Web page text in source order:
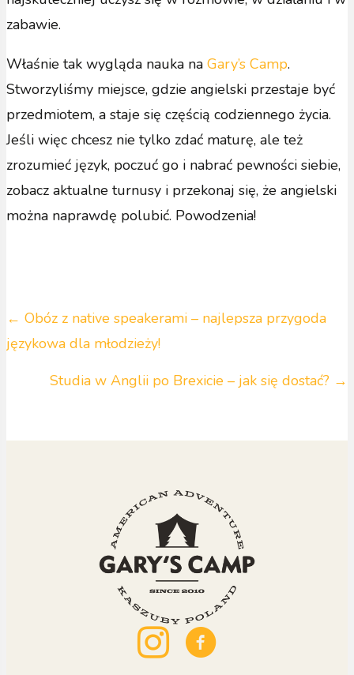
zabawie.
Właśnie tak wygląda nauka na Gary’s Camp.
Stworzyliśmy miejsce, gdzie angielski przestaje być
przedmiotem, a staje się częścią codziennego życia.
Jeśli więc chcesz nie tylko zdać maturę, ale też
zrozumieć język, poczuć go i nabrać pewności siebie,
zobacz aktualne turnusy i przekonaj się, że angielski
można naprawdę polubić. Powodzenia!
Posts
navigation
← Obóz z native speakerami – najlepsza przygoda
językowa dla młodzieży!
Studia w Anglii po Brexicie – jak się dostać? →